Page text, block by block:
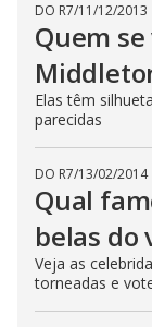
DO R7/11/12/2013
Quem
Elas têm
parecidas
DO R7/13/02/2014
Qual
belas do
Veja as
torneadas e